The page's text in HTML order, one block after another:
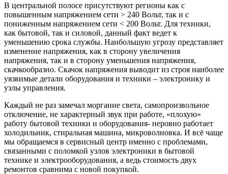
В центральной полосе присутствуют регионы как с
повышенным напряжением сети > 240 Вольт, так и с
пониженным напряжением сети < 200 Вольт. Для техники,
как бытовой, так и силовой, данный факт ведет к
уменьшению срока службы. Наибольшую угрозу представляет
изменение напряжения, как в сторону увеличения
напряжения, так и в сторону уменьшения напряжения,
скачкообразно. Скачок напряжения выводит из строя наиболее
уязвимые детали оборудования и техники – электронику и
узлы управления.
Каждый не раз замечал моргание света, самопроизвольное
отключение, не характерный звук при работе, «плохую»
работу бытовой техники и оборудования- неровно работает
холодильник, стиральная машина, микроволновка. И всё чаще
мы обращаемся в сервисный центр именно с проблемами,
связанными с поломкой узлов электроники в бытовой
технике и электрооборудования, а ведь стоимость двух
ремонтов сравнима с новой покупкой.